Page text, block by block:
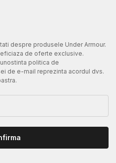
despre produsele Under Armour.
de oferte exclusive.
politica de
de e-mail reprezinta acordul dvs.